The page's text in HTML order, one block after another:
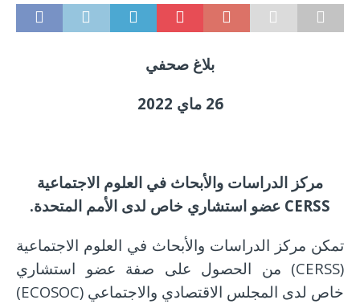
بلاغ صحفي
26 ماي 2022
مركز الدراسات والأبحاث في العلوم الاجتماعية
CERSS عضو استشاري خاص لدى الأمم المتحدة.
تمكن مركز الدراسات والأبحاث في العلوم الاجتماعية
(CERSS) من الحصول على صفة عضو استشاري
خاص لدى المجلس الاقتصادي والاجتماعي (ECOSOC)